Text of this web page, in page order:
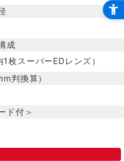
成
枚スーパーEDレンズ）
判換算）
ド付＞